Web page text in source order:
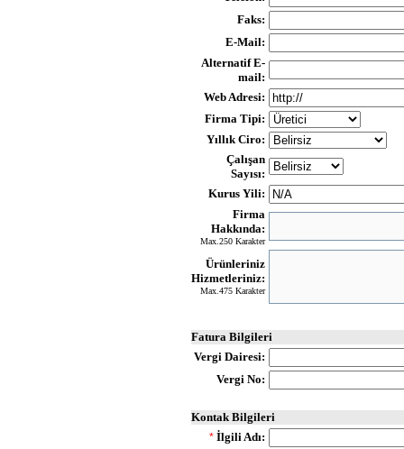
Faks:
E-Mail:
Alternatif E-
mail:
Web Adresi:
Firma Tipi:
Yıllık Ciro:
Çalışan
Sayısı:
Kurus Yili:
Firma
Hakkında:
Max.250 Karakter
Ürünleriniz
Hizmetleriniz:
Max.475 Karakter
Fatura Bilgileri
Vergi Dairesi:
Vergi No:
Kontak Bilgileri
* İlgili Adı: